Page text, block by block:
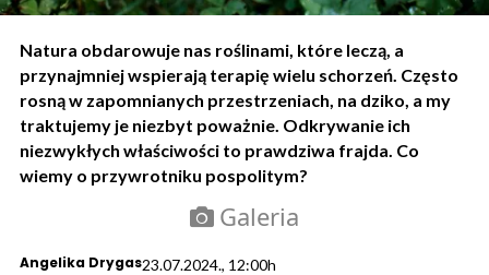
Natura obdarowuje nas roślinami, które leczą, a
przynajmniej wspierają terapię wielu schorzeń. Często
rosną w zapomnianych przestrzeniach, na dziko, a my
traktujemy je niezbyt poważnie. Odkrywanie ich
niezwykłych właściwości to prawdziwa frajda. Co
wiemy o przywrotniku pospolitym?
Galeria
Angelika Drygas23.07.2024., 12:00h